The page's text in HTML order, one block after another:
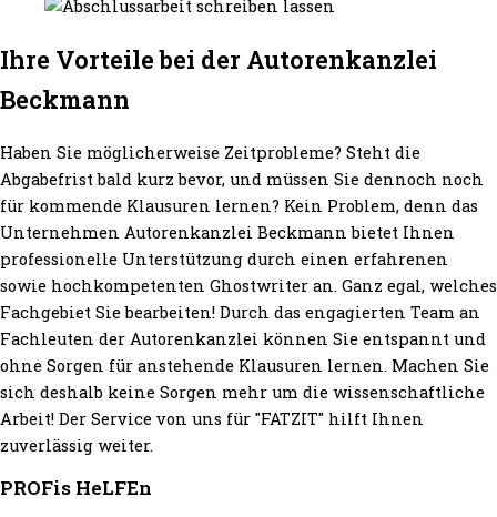
Ihre Vorteile bei der Autorenkanzlei
Beckmann
Haben Sie möglicherweise Zeitprobleme? Steht die
Abgabefrist bald kurz bevor, und müssen Sie dennoch noch
für kommende Klausuren lernen? Kein Problem, denn das
Unternehmen Autorenkanzlei Beckmann bietet Ihnen
professionelle Unterstützung durch einen erfahrenen
sowie hochkompetenten Ghostwriter an. Ganz egal, welches
Fachgebiet Sie bearbeiten! Durch das engagierten Team an
Fachleuten der Autorenkanzlei können Sie entspannt und
ohne Sorgen für anstehende Klausuren lernen. Machen Sie
sich deshalb keine Sorgen mehr um die wissenschaftliche
Arbeit! Der Service von uns für "FATZIT" hilft Ihnen
zuverlässig weiter.
PROFis HeLFEn